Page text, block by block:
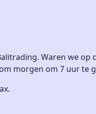
Waren we op
morgen om 7 uur te